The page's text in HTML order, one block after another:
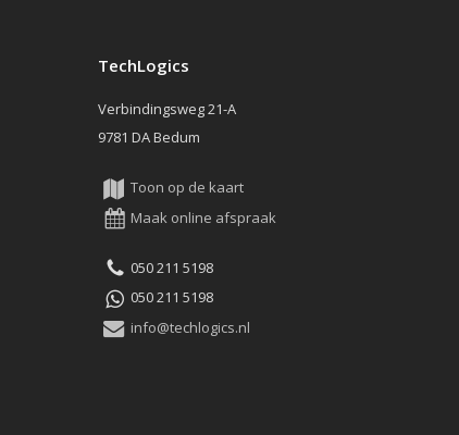
TechLogics
Verbindingsweg 21-A
9781 DA Bedum
Toon op de kaart
Maak online afspraak
050 211 5198
050 211 5198
info@techlogics.nl